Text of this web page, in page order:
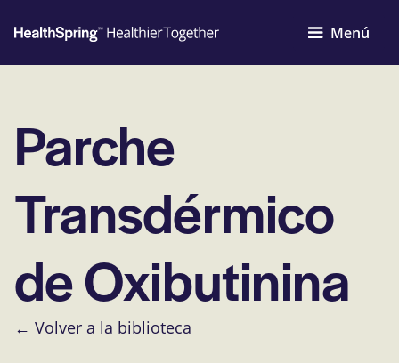
Menú
Parche
Transdérmico
de Oxibutinina
← Volver a la biblioteca